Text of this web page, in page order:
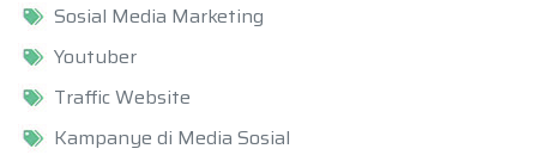
Sosial Media Marketing
Youtuber
Traffic Website
Kampanye di Media Sosial